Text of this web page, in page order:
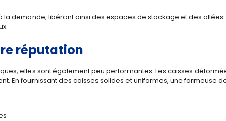
demande, libérant ainsi des espaces de stockage et des
réputation
elles sont également peu performantes. Les caisses
En fournissant des caisses solides et uniformes, une formeuse